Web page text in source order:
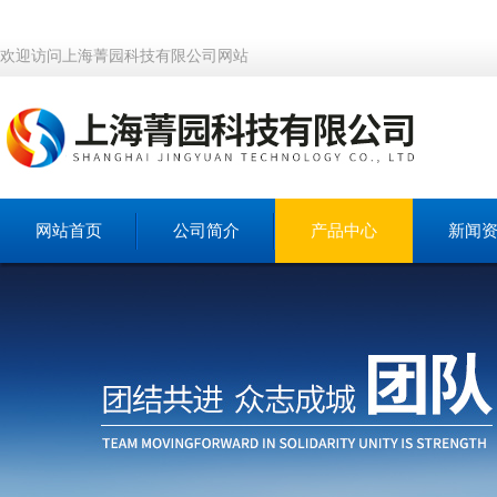
欢迎访问上海菁园科技有限公司网站
网站首页 公司简介 产品中心 新闻